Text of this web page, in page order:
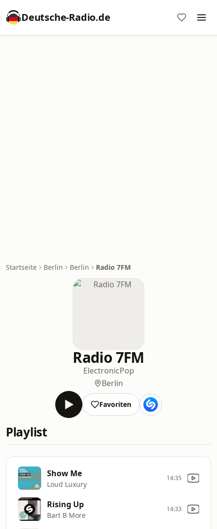
Deutsche-Radio.de
Startseite Berlin Berlin Radio 7FM
Radio 7FM
ElectronicPop
Berlin
Favoriten
Playlist
Show Me
Loud Luxury
14:35
Rising Up
Bart B More
14:33